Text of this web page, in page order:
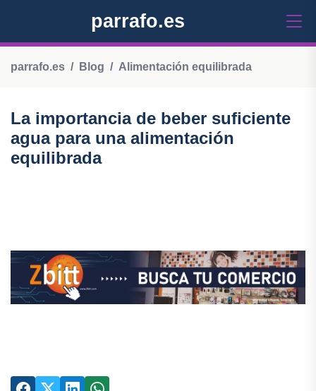
parrafo.es
parrafo.es Blog Alimentación equilibrada
La importancia de beber suficiente
agua para una alimentación
equilibrada